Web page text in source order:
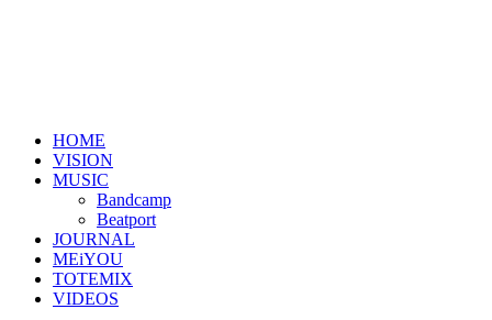
HOME
VISION
MUSIC
Bandcamp
Beatport
JOURNAL
MEiYOU
TOTEMIX
VIDEOS